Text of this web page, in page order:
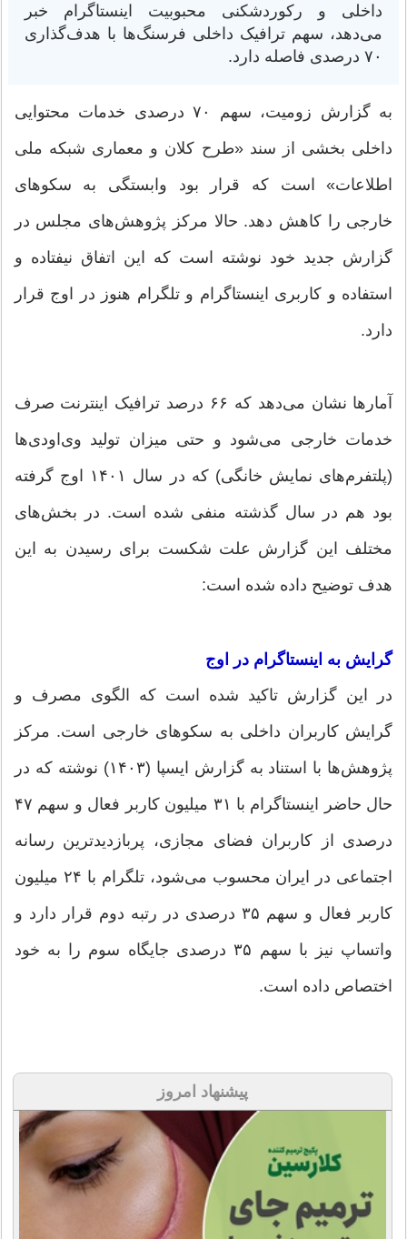
داخلی و رکوردشکنی محبوبیت اینستاگرام خبر
می‌دهد، سهم ترافیک داخلی فرسنگ‌ها با هدف‌گذاری
۷۰ درصدی فاصله دارد.
به گزارش زومیت، سهم ۷۰ درصدی خدمات محتوایی
داخلی بخشی از سند «طرح کلان و معماری شبکه ملی
اطلاعات» است که قرار بود وابستگی به سکوهای‌
خارجی را کاهش دهد. حالا مرکز پژوهش‌های مجلس در
گزارش جدید خود نوشته است که این اتفاق نیفتاده و
استفاده و کاربری اینستاگرام و تلگرام هنوز در اوج قرار
دارد.
آمارها نشان می‌دهد که ۶۶ درصد ترافیک اینترنت صرف
خدمات خارجی می‌شود و حتی میزان تولید وی‌او‌دی‌ها
(پلتفرم‌های نمایش خانگی) که در سال ۱۴۰۱ اوج گرفته
بود هم در سال گذشته منفی شده است. در بخش‌های
مختلف این گزارش علت شکست برای رسیدن به این
هدف توضیح داده شده است:
گرایش به اینستاگرام در اوج
در این گزارش تاکید شده است که الگوی مصرف و
گرایش کاربران داخلی به سکوهای خارجی است. مرکز
پژوهش‌ها با استناد به گزارش ایسپا (۱۴۰۳) نوشته که در
حال حاضر اینستاگرام با ۳۱ میلیون کاربر فعال و سهم ۴۷
درصدی از کاربران فضای مجازی، پربازدیدترین رسانه
اجتماعی در ایران محسوب می‌شود، تلگرام با ۲۴ میلیون
کاربر فعال و سهم ۳۵ درصدی در رتبه دوم قرار دارد و
واتساپ نیز با سهم ۳۵ درصدی جایگاه سوم را به خود
اختصاص داده است.
پیشنهاد امروز